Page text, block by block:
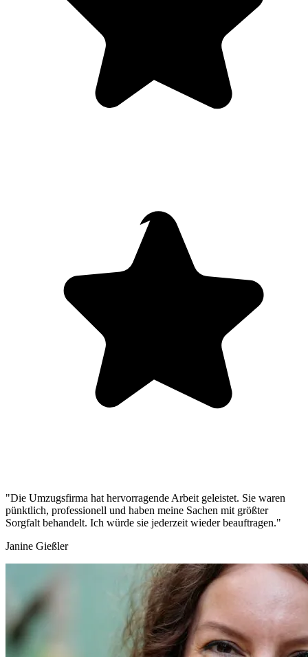
"Die Umzugsfirma hat hervorragende Arbeit geleistet. Sie waren
pünktlich, professionell und haben meine Sachen mit größter
Sorgfalt behandelt. Ich würde sie jederzeit wieder beauftragen."
Janine Gießler